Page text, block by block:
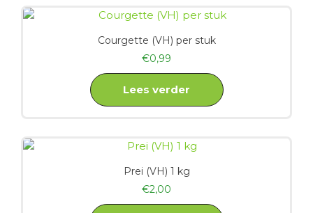
Courgette (VH) per stuk
€0,99
Lees verder
Prei (VH) 1 kg
€2,00